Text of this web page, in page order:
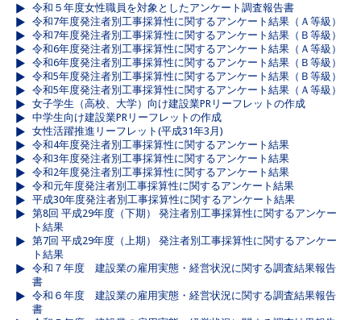
令和５年度女性職員を対象としたアンケート調査報告書
令和7年度発注者別工事採算性に関するアンケート結果（Ａ等級）
令和7年度発注者別工事採算性に関するアンケート結果（Ｂ等級）
令和6年度発注者別工事採算性に関するアンケート結果（Ａ等級）
令和6年度発注者別工事採算性に関するアンケート結果（Ｂ等級）
令和5年度発注者別工事採算性に関するアンケート結果（Ｂ等級）
令和5年度発注者別工事採算性に関するアンケート結果（Ａ等級）
女子学生（高校、大学）向け建設業PRリーフレットの作成
中学生向け建設業PRリーフレットの作成
女性活躍推進リーフレット(平成31年3月)
令和4年度発注者別工事採算性に関するアンケート結果
令和3年度発注者別工事採算性に関するアンケート結果
令和2年度発注者別工事採算性に関するアンケート結果
令和元年度発注者別工事採算性に関するアンケート結果
平成30年度発注者別工事採算性に関するアンケート結果
第8回 平成29年度（下期） 発注者別工事採算性に関するアンケー
ト結果
第7回 平成29年度（上期） 発注者別工事採算性に関するアンケー
ト結果
令和７年度 建設業の雇用実態・経営状況に関する調査結果報告
書
令和６年度 建設業の雇用実態・経営状況に関する調査結果報告
書